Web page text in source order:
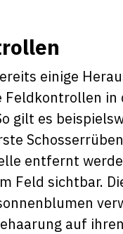
einige
Feldkontrollen
gilt es
entfernt
Feld sichtbar.
auf